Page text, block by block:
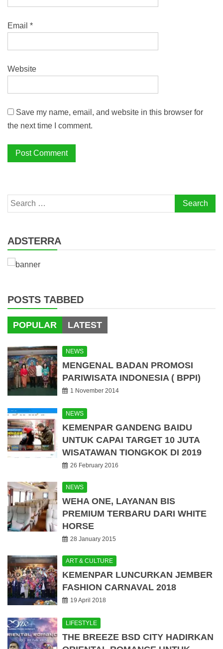
Email *
Website
Save my name, email, and website in this browser for
the next time I comment.
Search
for:
ADSTERRA
POSTS TABBED
POPULAR LATEST
NEWS
MENGENAL BADAN PROMOSI
PARIWISATA INDONESIA ( BPPI)
1 November 2014
NEWS
KEMENPAR GANDENG BAIDU
UNTUK CAPAI TARGET 10 JUTA
WISATAWAN TIONGKOK DI 2019
26 February 2016
NEWS
WEHA ONE, LAYANAN BIS
PREMIUM TERBARU DARI WHITE
HORSE
28 January 2015
ART & CULTURE
KEMENPAR LUNCURKAN JEMBER
FASHION CARNAVAL 2018
19 April 2018
LIFESTYLE
THE BREEZE BSD CITY HADIRKAN